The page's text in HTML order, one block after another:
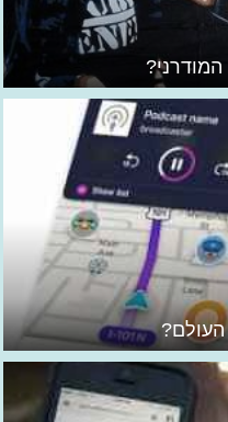
העולם?